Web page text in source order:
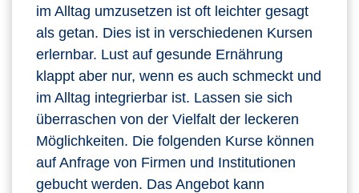
im Alltag umzusetzen ist oft leichter gesagt
als getan. Dies ist in verschiedenen Kursen
erlernbar. Lust auf gesunde Ernährung
klappt aber nur, wenn es auch schmeckt und
im Alltag integrierbar ist. Lassen sie sich
überraschen von der Vielfalt der leckeren
Möglichkeiten. Die folgenden Kurse können
auf Anfrage von Firmen und Institutionen
gebucht werden. Das Angebot kann